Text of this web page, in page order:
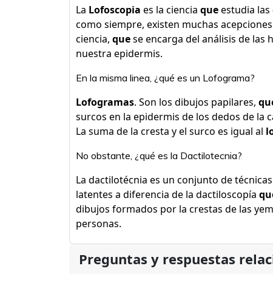
La Lofoscopia es la ciencia queestudia
como siempre, existen muchas
ciencia, quese encarga del análisis de las
nuestra epidermis.
En la misma linea, ¿qué es un Lofograma?
Lofogramas. Son los dibujos papilares,
surcos en la epidermis de los dedos de la
La suma de la cresta y el surco es igual al
No obstante, ¿qué es la Dactilotecnia?
La dactilotécnia es un conjunto de
latentes a diferencia de la dactiloscopía
dibujos formados por la crestas de las
personas.
Preguntas y respuestas